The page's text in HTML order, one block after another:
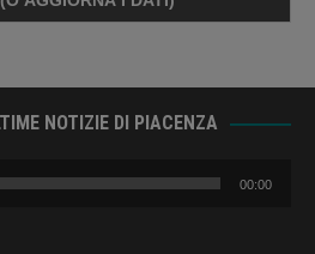
NOTIZIE DI PIACENZA
00:00